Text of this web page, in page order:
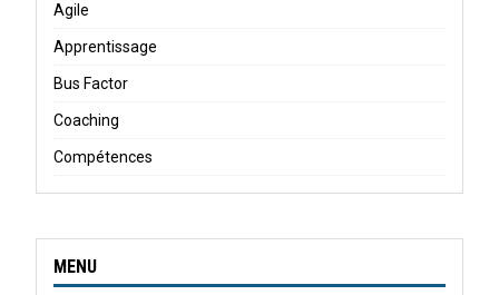
Agile
Apprentissage
Bus Factor
Coaching
Compétences
MENU